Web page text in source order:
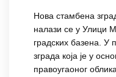
Нова стамбена
налази се у Улици
градских базена. У
зграда која је у
правоугаоног